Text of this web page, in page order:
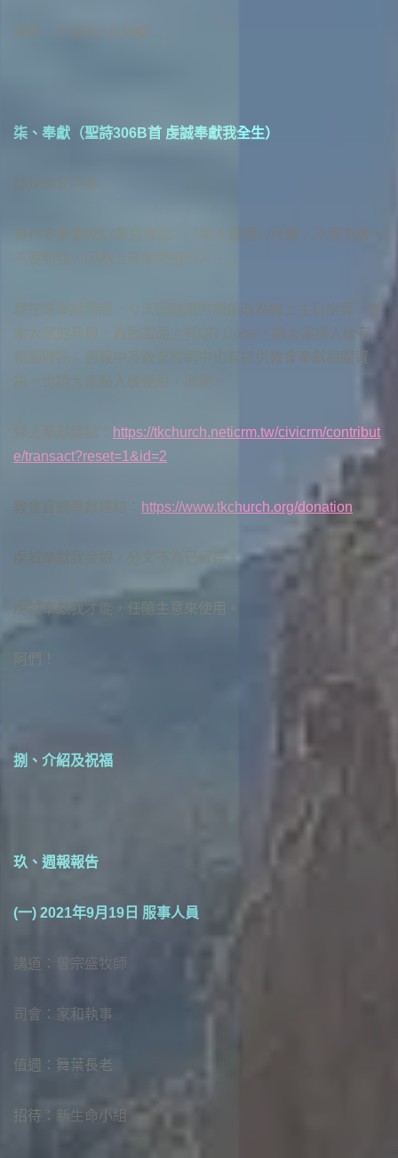
講題：不接觸≠有距離
柒、奉獻（聖詩306B首 虔誠奉獻我全生）
姊妹弟兄平安：
哥林多後書9章7節這樣說：「各人要隨心所願，不要為難，
不要勉強，因為上帝愛樂捐的人。 」
現在是奉獻時間，今天因颱風的關係改為線上主日崇拜，感
謝大家的參與，直播畫面上有QR Code，請大家掃入後有
相關資訊；週報中及教會官網中也有提供教會奉獻相關資
訊，也請大家點入後使用，謝謝。
線上奉獻連結： https://tkchurch.neticrm.tw/civicrm/contribut
e/transact?reset=1&id=2
教會官網奉獻連結： https://www.tkchurch.org/donation
虔誠奉獻我金銀，分文不為己留存，
虔誠奉獻我才能，任隨主意來使用。
阿們！
捌、介紹及祝福
玖、週報報告
(一) 2021年9月19日 服事人員
講道：曾宗盛牧師
司會：家和執事
值週：舞葉長老
招待：新生命小組